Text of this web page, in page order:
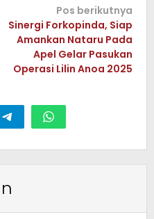
Pos berikutnya
Sinergi Forkopinda, Siap
Amankan Nataru Pada
Apel Gelar Pasukan
Operasi Lilin Anoa 2025